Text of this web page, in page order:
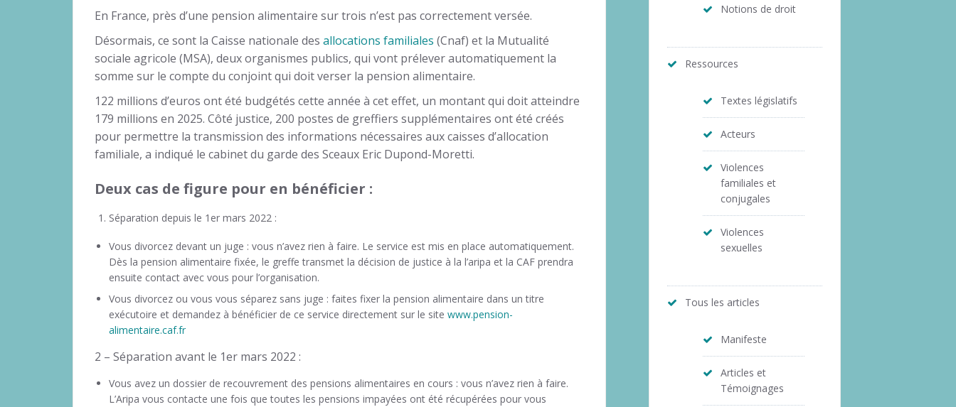
En France, près d’une pension alimentaire sur trois n’est pas correctement versée.
Désormais, ce sont la Caisse nationale des allocations familiales (Cnaf) et la Mutualité
sociale agricole (MSA), deux organismes publics, qui vont prélever automatiquement la
somme sur le compte du conjoint qui doit verser la pension alimentaire.
122 millions d’euros ont été budgétés cette année à cet effet, un montant qui doit atteindre
179 millions en 2025. Côté justice, 200 postes de greffiers supplémentaires ont été créés
pour permettre la transmission des informations nécessaires aux caisses d’allocation
familiale, a indiqué le cabinet du garde des Sceaux Eric Dupond-Moretti.
Deux cas de figure pour en bénéficier :
Séparation depuis le 1er mars 2022 :
Vous divorcez devant un juge : vous n’avez rien à faire. Le service est mis en place automatiquement.
Dès la pension alimentaire fixée, le greffe transmet la décision de justice à la l’aripa et la CAF prendra
ensuite contact avec vous pour l’organisation.
Vous divorcez ou vous vous séparez sans juge : faites fixer la pension alimentaire dans un titre
exécutoire et demandez à bénéficier de ce service directement sur le site www.pension-
alimentaire.caf.fr
2 – Séparation avant le 1er mars 2022 :
Vous avez un dossier de recouvrement des pensions alimentaires en cours : vous n’avez rien à faire.
L’Aripa vous contacte une fois que toutes les pensions impayées ont été récupérées pour vous
Notions de droit
Ressources
Textes législatifs
Acteurs
Violences
familiales et
conjugales
Violences
sexuelles
Tous les articles
Manifeste
Articles et
Témoignages